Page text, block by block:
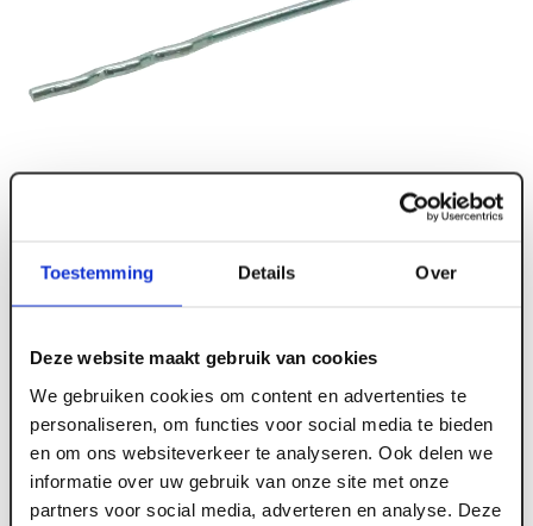
Toestemming Details Over
Deze website maakt gebruik van cookies
We gebruiken cookies om content en advertenties te
personaliseren, om functies voor social media te bieden
en om ons websiteverkeer te analyseren. Ook delen we
informatie over uw gebruik van onze site met onze
partners voor social media, adverteren en analyse. Deze
ART002804
GB UNI-HSB spouwanker 220 x 4 (115+/-15) A4